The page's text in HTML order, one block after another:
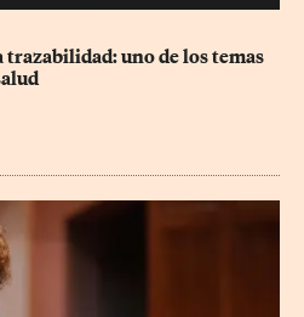
trazabilidad: uno de los temas